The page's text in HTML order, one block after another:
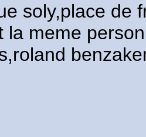
soly,place de
la meme